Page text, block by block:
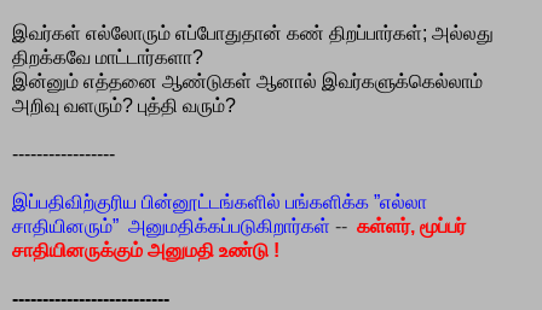
இவர்கள் எல்லோரும் எப்போதுதான் கண் திறப்பார்கள்; அல்லது
திறக்கவே மாட்டார்களா?
இன்னும் எத்தனை ஆண்டுகள் ஆனால் இவர்களுக்கெல்லாம்
அறிவு வளரும்? புத்தி வரும்?
-----------------
இப்பதிவிற்குரிய பின்னூட்டங்களில் பங்களிக்க ”எல்லா
சாதியினரும்” அனுமதிக்கப்படுகிறார்கள் -- கள்ளர், மூப்பர்
சாதியினருக்கும் அனுமதி உண்டு !
--------------------------